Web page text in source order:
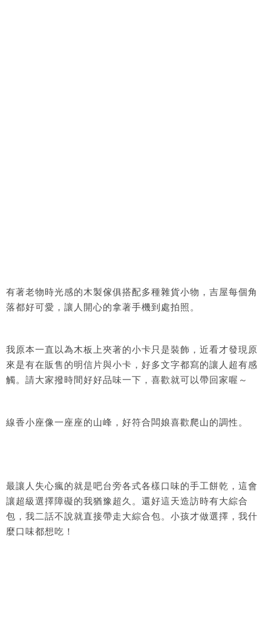
有著老物時光感的木製傢俱搭配多種雜貨小物，吉屋每個角
落都好可愛，讓人開心的拿著手機到處拍照。
我原本一直以為木板上夾著的小卡只是裝飾，近看才發現原
來是有在販售的明信片與小卡，好多文字都寫的讓人超有感
觸。請大家撥時間好好品味一下，喜歡就可以帶回家喔～
線香小座像一座座的山峰，好符合闆娘喜歡爬山的調性。
最讓人失心瘋的就是吧台旁各式各樣口味的手工餅乾，這會
讓超級選擇障礙的我猶豫超久。還好這天造訪時有大綜合
包，我二話不說就直接帶走大綜合包。小孩才做選擇，我什
麼口味都想吃！